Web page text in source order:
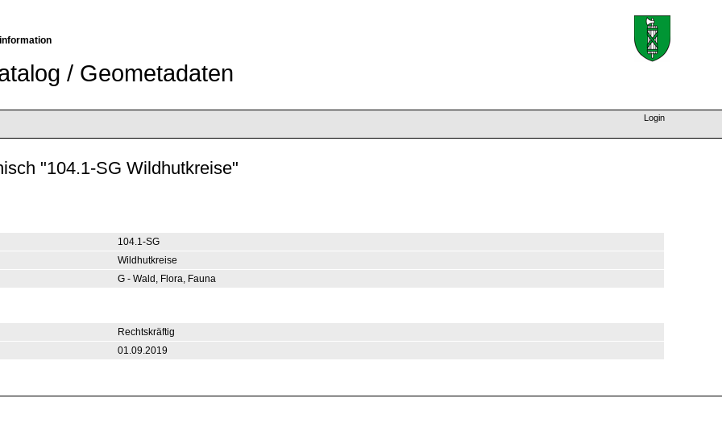
/ Geometadaten
Login
"104.1-SG Wildhutkreise"
104.1-SG
Wildhutkreise
G - Wald, Flora, Fauna
Rechtskräftig
01.09.2019